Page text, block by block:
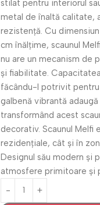
stilat pentru interiorul
metal de înaltă calitate,
rezistență. Cu
cm înălțime, scaunul
nu are un mecanism de
și fiabilitate.
făcându-l potrivit
galbenă vibrantă
transformând acest
decorativ. Scaunul Melfi
rezidențiale, cât și în
Designul său modern și
atmosfere primitoare și